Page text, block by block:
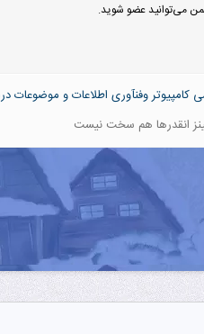
می‌توانید عضو شوید.
وفنآوری اطلاعات و موضوعات
انقدرها هم سخت نیست